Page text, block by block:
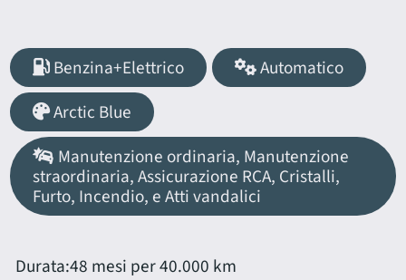
Benzina+Elettrico
Automatico
Arctic Blue
Manutenzione ordinaria, Manutenzione
straordinaria, Assicurazione RCA, Cristalli,
Furto, Incendio, e Atti vandalici
Durata:48 mesi per 40.000 km